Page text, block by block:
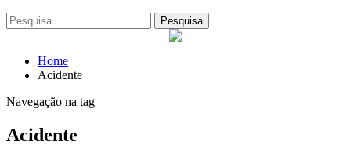
Home
Acidente
Navegação na tag
Acidente